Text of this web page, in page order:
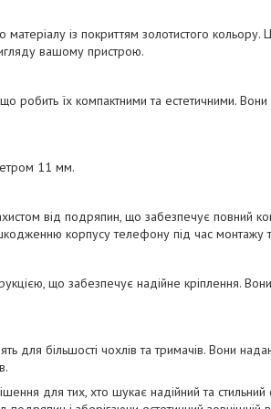
матеріалу із покриттям золотистого кольору.
вашому пристрою.
робить їх компактними та естетичними.
11 мм.
від подряпин, що забезпечує повний
корпусу телефону під час монтажу
що забезпечує надійне кріплення.
для більшості чохлів та тримачів. Вони
для тих, хто шукає надійний та